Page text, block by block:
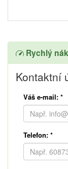
Rychlý
Kontaktní
Váš e-mail: *
Telefon: *